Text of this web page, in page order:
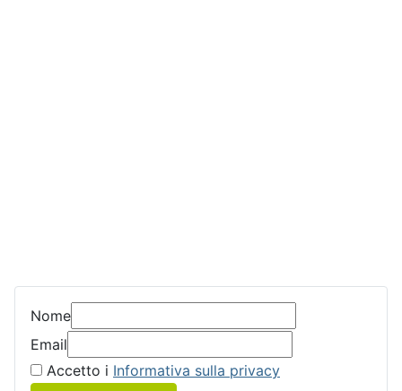
Nome
Email
Accetto i Informativa sulla privacy